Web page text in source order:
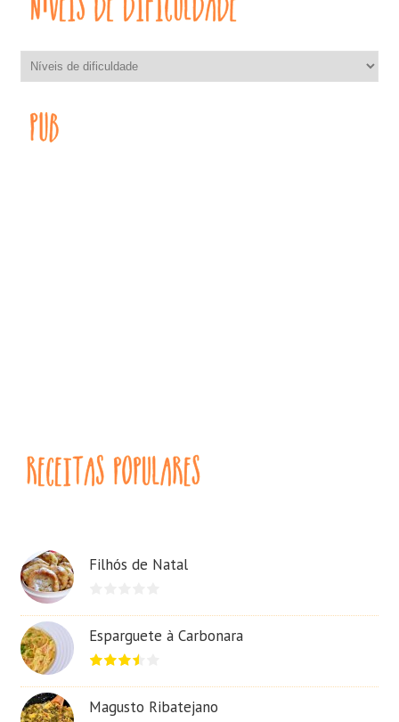
Filhós de Natal
Esparguete à Carbonara
Magusto Ribatejano